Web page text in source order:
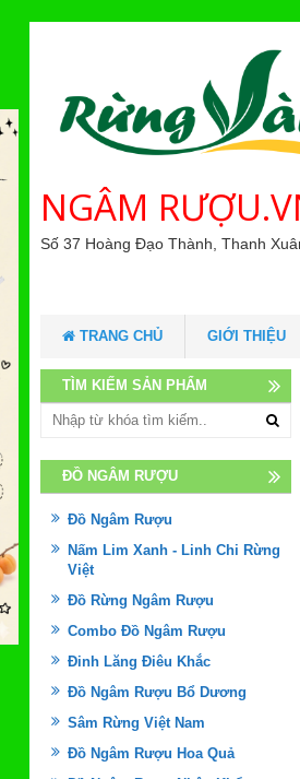
NGÂM
Số 37 Hoàng Đạo Thành, Thanh
TRANG CHỦ GIỚI THIỆU
TÌM KIẾM SẢN PHẨM
ĐỒ NGÂM RƯỢU
Đồ Ngâm Rượu
Nấm Lim Xanh - Linh Chi Rừng
Việt
Đồ Rừng Ngâm Rượu
Combo Đồ Ngâm Rượu
Đinh Lăng Điêu Khắc
Đồ Ngâm Rượu Bổ Dương
Sâm Rừng Việt Nam
Đồ Ngâm Rượu Hoa Quả